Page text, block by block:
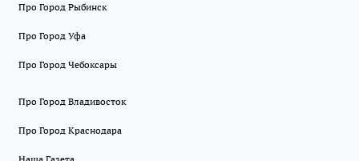
Про Город Рыбинск
Про Город Уфа
Про Город Чебоксары
Про Город Владивосток
Про Город Краснодара